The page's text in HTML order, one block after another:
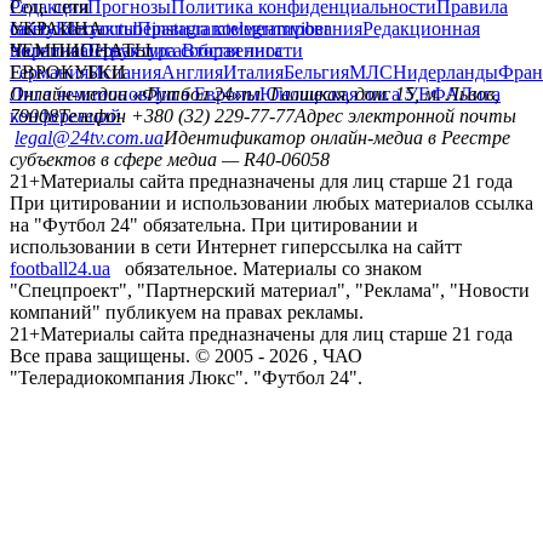
РедакцияПрогнозыПолитика конфиденциальностиПравила
сайтуКонтактыПравила комментированияРедакционная
политикаСтруктура собственности
Соц. сети
facebookxyoutubeinstagramtelegramviber
УКРАИНА
УкраинаПервая лигаВторая лига
ЧЕМПИОНАТЫ
ГерманияИспанияАнглияИталияБельгияМЛСНидерланды
ЕВРОКУБКИ
Лига чемпионовЛига ЕвропыЮношеская лига УЕФАЛига
конференций
Онлайн-медиа «Футбол 24»пл. Галицкая, дом. 15, м. Львов,
79008Телефон +380 (32) 229-77-77Адрес электронной почты
legal@24tv.com.uaИдентификатор онлайн-медиа в Реестре
субъектов в сфере медиа — R40-06058
21+Материалы сайта предназначены для лиц старше 21 года
При цитировании и использовании любых материалов ссылка
на "Футбол 24" обязательна. При цитировании и
использовании в сети Интернет гиперссылка на сайтт
football24.ua
обязательное. Материалы со знаком
"Спецпроект", "Партнерский материал", "Реклама", "Новости
компаний" публикуем на правах рекламы.
21+Материалы сайта предназначены для лиц старше 21 года
Все права защищены. © 2005 - 2026 , ЧАО
"Телерадиокомпания Люкс". "Футбол 24".